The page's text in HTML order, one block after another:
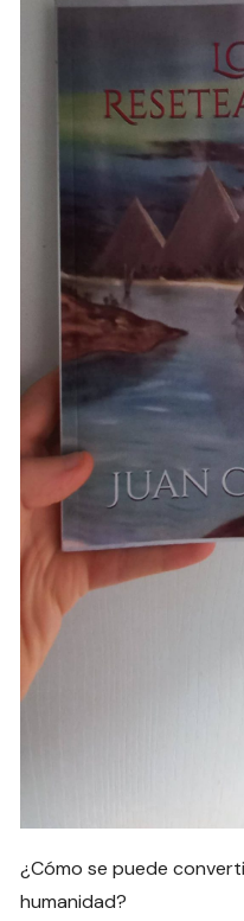
¿Cómo se puede
humanidad?